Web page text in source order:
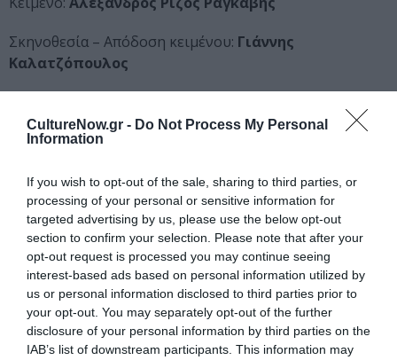
CultureNow.gr - Do Not Process My Personal
Information
If you wish to opt-out of the sale, sharing to third parties, or
processing of your personal or sensitive information for
targeted advertising by us, please use the below opt-out
section to confirm your selection. Please note that after your
opt-out request is processed you may continue seeing
interest-based ads based on personal information utilized by
us or personal information disclosed to third parties prior to
your opt-out. You may separately opt-out of the further
disclosure of your personal information by third parties on the
IAB’s list of downstream participants. This information may
Σκηνοθεσία – Απόδοση κειμένου: Γιάννης
Καλατζόπουλος
Φίλιππος Περιστέρης
Σκηνικά – Κοστούμια:Άννα Μαχαιριανάκη
Φωτογραφίες:Νικόλας Κομίνης – Studio Kominis
Παίζουν:
Γιάννης Βούρος, Τάνια Τρύπη, Κώστας
Φλωκατούλας, Γιώργος Γιαννόπουλος, Άγγελος